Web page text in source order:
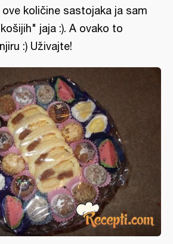
količine sastojaka ja sam
jaja :). A ovako to
:) Uživajte!